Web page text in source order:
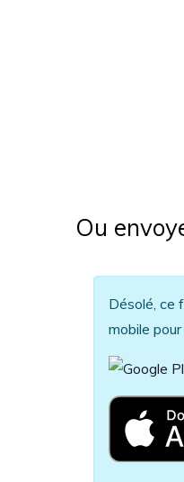
Ou
Désolé, ce
mobile